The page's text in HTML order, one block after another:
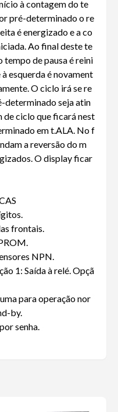
à contagem do te
pré-determinado o re
é energizado e a co
Ao final deste te
tempo de pausa é reini
esquerda é novament
O ciclo irá se re
determinado seja atin
de ciclo que ficará nest
em t.ALA. No f
a reversão do m
O display ficar
frontais.
NPN.
1: Saída à relé. Opçã
para operação nor
by.
senha.